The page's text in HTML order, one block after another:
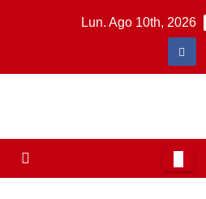
Lun. Ago 10th, 2026